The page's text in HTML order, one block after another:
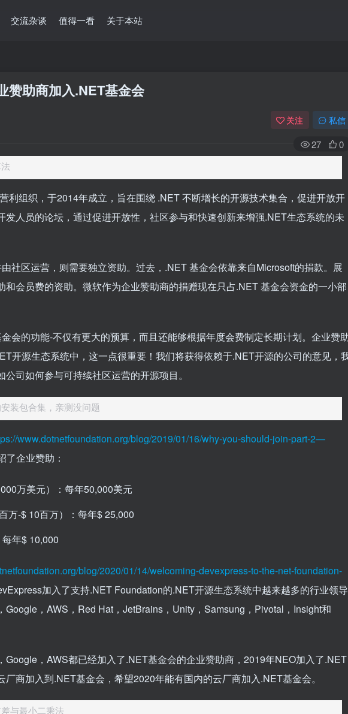
交流杂谈 值得一看 关于本站
赞助商加入.NET基金会
关注 私信
27
0
利组织，于2014年成立，旨在围绕 .NET 不断增长的开源技术集合，促进开放开
发人员的论坛，通过促进开放性，社区参与和快速创新来增强.NET生态系统的未
社区运营，则需要独立资助。过去，.NET 基金会依靠来自Microsoft的捐款。展
和会员费的资助。微软作为企业赞助商的捐赠现在只占.NET 基金会资金的一小部
会的功能-不仅有更大的预算，而且还能够根据年度会费制定长期计划。企业赞
开源生态系统中，这一点很重要！我们将获得依赖于.NET开源的公司的意见，
司如何参与可持续社区运营的开源项目。
装包合集，亲测没问题
www.dotnetfoundation.org/blog/2019/01/16/why-you-should-join-part-2—
了企业赞助：
万美元）：每年50,000美元
万-$ 10百万）：每年$ 25,000
年$ 10,000
blog/2020/01/14/welcoming-devexpress-to-the-net-foundation-
加入了支持.NET Foundation的.NET开源生态系统中越来越多的行业领导
Google，AWS，Red Hat，JetBrains，Unity，Samsung，Pivotal，Insight和
Google，AWS都已经加入了.NET基金会的企业赞助商，2019年NEO加入了.NET
商加入到.NET基金会，希望2020年能有国内的云厂商加入.NET基金会。
与最小二乘法